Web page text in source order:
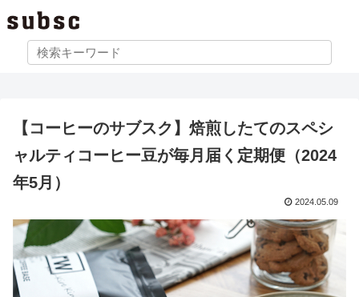
【コーヒーのサブスク】焙煎したてのスペシ
ャルティコーヒー豆が毎月届く定期便（2024
年5月）
2024.05.09